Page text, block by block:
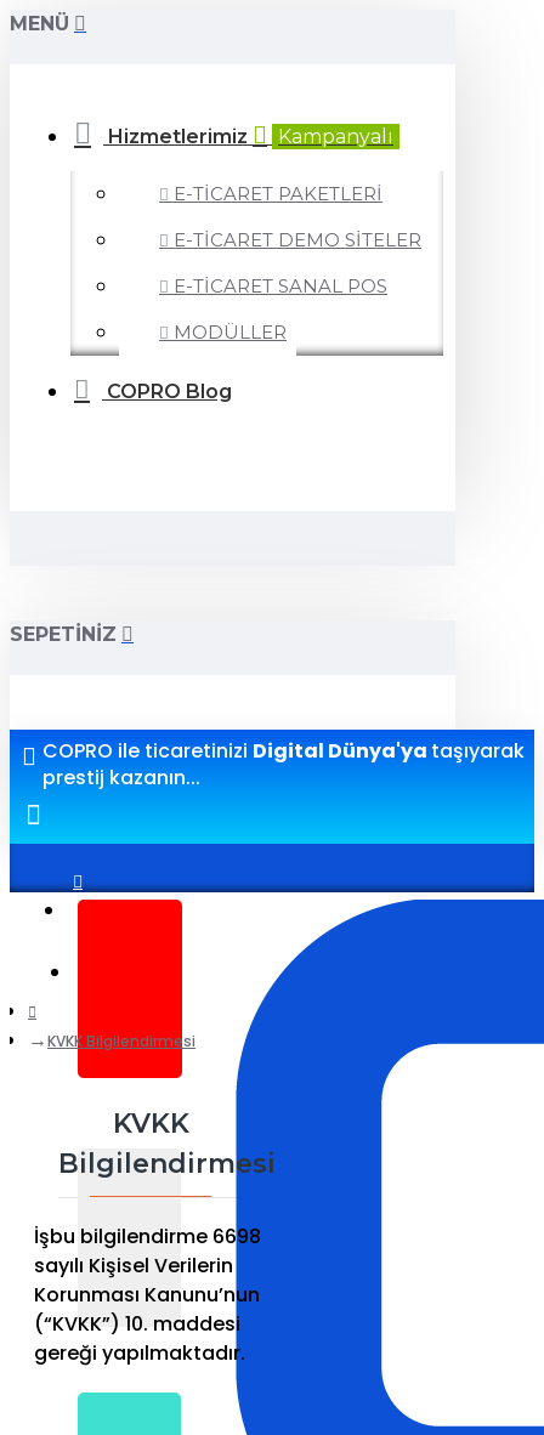
MENÜ
Hizmetlerimiz Kampanyalı
E-TİCARET PAKETLERİ
E-TİCARET DEMO SİTELER
E-TİCARET SANAL POS
MODÜLLER
COPRO Blog
SEPETINIZ
COPRO ile ticaretinizi Digital Dünya'ya taşıyarak
prestij kazanın...
Giriş yap
KVKK Bilgilendirmesi
KVKK
Bilgilendirmesi
İşbu bilgilendirme 6698
sayılı Kişisel Verilerin
Korunması Kanunu’nun
(“KVKK”) 10. maddesi
gereği yapılmaktadır.